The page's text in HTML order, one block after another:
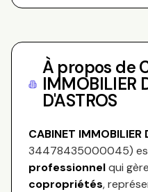
À propos de
IMMOBILIER
D'ASTROS
CABINET IMMOBILIER
34478435000045)
professionnelqui
copropriétés,